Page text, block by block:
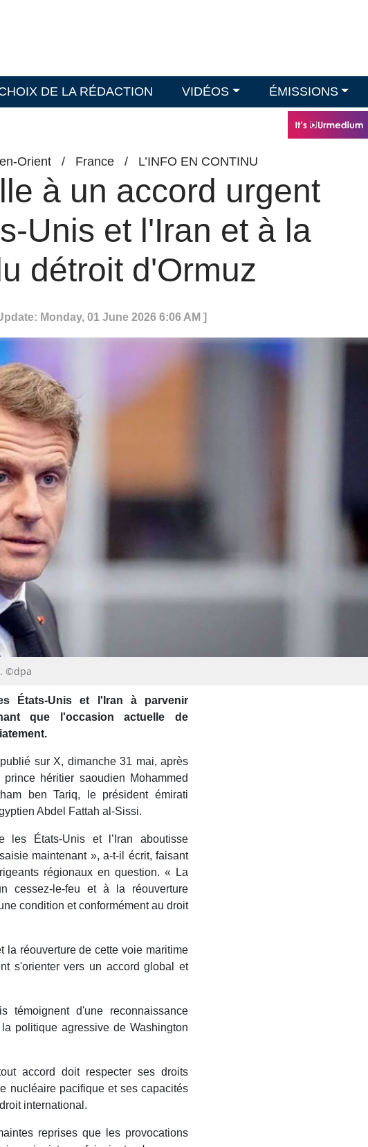
DE LA RÉDACTION VIDÉOS ÉMISSIONS
Orient / France / L’INFO EN CONTINU
à un accord urgent
Unis et l'Iran et à la
détroit d'Ormuz
Monday, 01 June 2026 6:06 AM ]
©dpa
États-Unis et l'Iran à parvenir
que l'occasion actuelle de
sur X, dimanche 31 mai, après
héritier saoudien Mohammed
ben Tariq, le président émirati
Abdel Fattah al-Sissi.
les États-Unis et l’Iran aboutisse
maintenant », a-t-il écrit, faisant
régionaux en question. « La
cessez-le-feu et à la réouverture
condition et conformément au droit
la réouverture de cette voie maritime
s'orienter vers un accord global et
témoignent d'une reconnaissance
politique agressive de Washington
accord doit respecter ses droits
nucléaire pacifique et ses capacités
international.
reprises que les provocations